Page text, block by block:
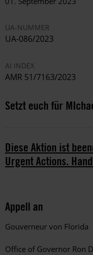
UA-NUMMER
UA-086/2023
AI INDEX
AMR 51/7163/2023
Setzt euch für
Diese Aktion ist
Urgent Actions.
Appell an
Gouverneur von Florida
Office of Governor Ron